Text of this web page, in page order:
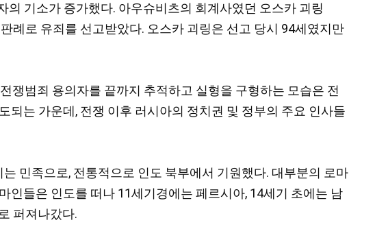
의 기소가 증가했다. 아우슈비츠의 회계사였던 오스카 괴링
례로 유죄를 선고받았다. 오스카 괴링은 선고 당시 94세였지만
쟁범죄 용의자를 끝까지 추적하고 실형을 구형하는 모습은 전
는 가운데, 전쟁 이후 러시아의 정치권 및 정부의 주요 인사들
민족으로, 전통적으로 인도 북부에서 기원했다. 대부분의 로마
인들은 인도를 떠나 11세기경에는 페르시아, 14세기 초에는 남
퍼져나갔다.